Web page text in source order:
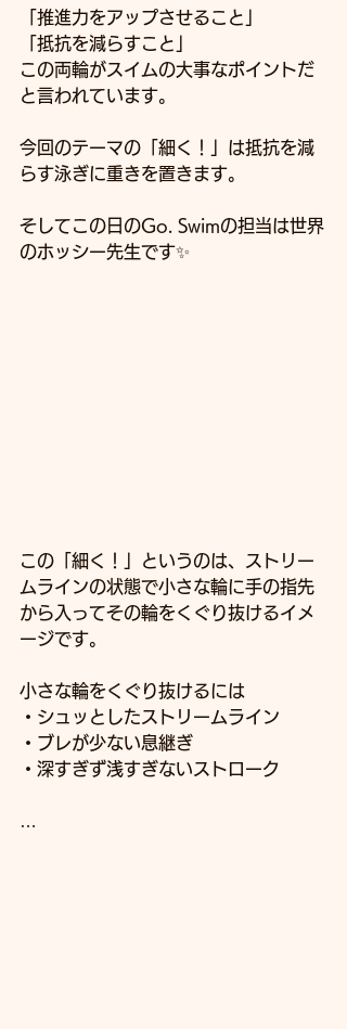
「推進力をアップさせること」
「抵抗を減らすこと」
この両輪がスイムの大事なポイントだ
と言われています。
今回のテーマの「細く！」は抵抗を減
らす泳ぎに重きを置きます。
そしてこの日のGo. Swimの担当は世界
のホッシー先生です✨
この「細く！」というのは、ストリー
ムラインの状態で小さな輪に手の指先
から入ってその輪をくぐり抜けるイメ
ージです。
小さな輪をくぐり抜けるには
・シュッとしたストリームライン
・ブレが少ない息継ぎ
・深すぎず浅すぎないストローク